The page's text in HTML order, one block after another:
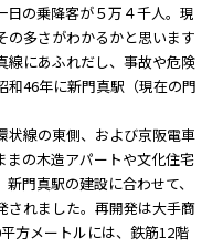
日の乗降客が５万４千人。現
の多さがわかるかと思います
にあふれだし、事故や危険
和46年に新門真駅（現在の門
状線の東側、および京阪電車
まの木造アパートや文化住宅
門真駅の建設に合わせて、
されました。再開発は大手商
方メートルには、鉄筋12階